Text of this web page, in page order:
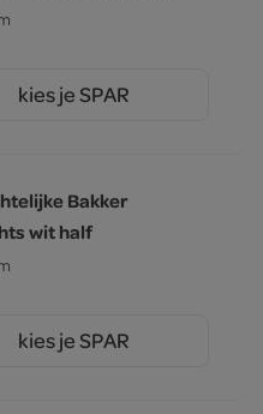
kies je SPAR
Bakker
wit half
kies je SPAR